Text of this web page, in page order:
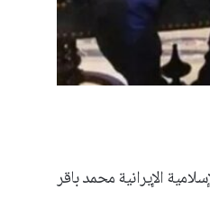
الإيرانية محمد باقر